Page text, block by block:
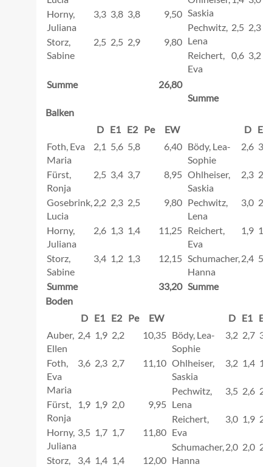
Horny,
Juliana
3,3 3,8 3,8 9,50
Storz,
Sabine
2,5 2,5 2,9 9,80
Summe 26,80
Saskia
Pechwitz,
Lena
2,5 2,3
Reichert,
Eva
0,6 3,2
Summe
Balken
D E1 E2 Pe
EW
Foth, Eva
Maria
2,1 5,6 5,8 6,40
Fürst,
Ronja
2,5 3,4 3,7 8,95
Gosebrink,
Lucia
2,2 2,3 2,5 9,80
Horny,
Juliana
2,6 1,3 1,4 11,25
Storz,
Sabine
3,4 1,2 1,3 12,15
Summe 33,20
D E1
Bödy, Lea-
Sophie
2,6 3,2
Ohlheiser,
Saskia
2,3 2,1
Pechwitz,
Lena
3,0 2,1
Reichert,
Eva
1,9 1,5
Schumacher,
Hanna
2,4 5,2
Summe
Boden
D E1 E2 Pe
EW
Auber,
Ellen
2,4 1,9 2,2 10,35
Foth,
Eva
Maria
3,6 2,3 2,7 11,10
Fürst,
Ronja
1,9 1,9 2,0 9,95
Horny,
Juliana
3,5 1,7 1,7 11,80
Storz,
3,4 1,4 1,4 12,00
D E1 E2
Bödy, Lea-
Sophie
3,2 2,7 3,3
Ohlheiser,
Saskia
3,2 1,4 1,8
Pechwitz,
Lena
3,5 2,6 2,9
Reichert,
Eva
3,0 1,9 2,4
Schumacher,
Hanna
2,0 2,0 2,1